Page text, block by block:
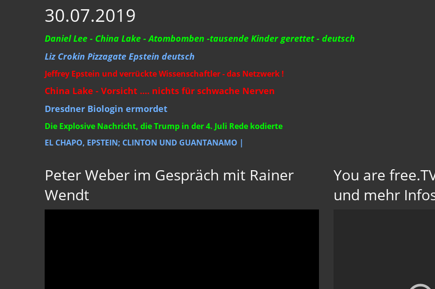
30.07.2019
Daniel Lee - China Lake - Atombomben -tausende Kinder gerettet - deutsch
Liz Crokin Pizzagate Epstein deutsch
Jeffrey Epstein und verrückte Wissenschaftler - das Netzwerk !
China Lake - Vorsicht .... nichts für schwache Nerven
Dresdner Biologin ermordet
Die Explosive Nachricht, die Trump in der 4. Juli Rede kodierte
EL CHAPO, EPSTEIN; CLINTON UND GUANTANAMO |
Peter Weber im Gespräch mit Rainer
Wendt
You are
und mehr